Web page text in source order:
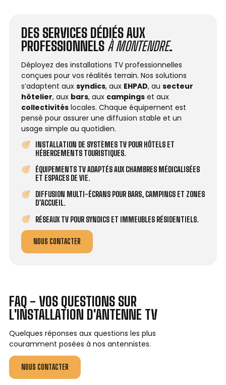
DES SERVICES DÉDIÉS AUX
PROFESSIONNELS À MONTENDRE.
Déployez des installations TV professionnelles
conçues pour vos réalités terrain. Nos solutions
s’adaptent aux syndics, aux EHPAD, au secteur
hôtelier, aux bars, aux campings et aux
collectivités locales. Chaque équipement est
pensé pour assurer une diffusion stable et un
usage simple au quotidien.
INSTALLATION DE SYSTÈMES TV POUR HÔTELS ET
HÉBERGEMENTS TOURISTIQUES.
ÉQUIPEMENTS TV ADAPTÉS AUX CHAMBRES MÉDICALISÉES
ET ESPACES DE VIE.
DIFFUSION MULTI-ÉCRANS POUR BARS, CAMPINGS ET ZONES
D’ACCUEIL.
RÉSEAUX TV POUR SYNDICS ET IMMEUBLES RÉSIDENTIELS.
NOUS CONTACTER
FAQ - VOS QUESTIONS SUR
L'INSTALLATION D'ANTENNE TV
Quelques réponses aux questions les plus
couramment posées à nos antennistes.
NOUS CONTACTER